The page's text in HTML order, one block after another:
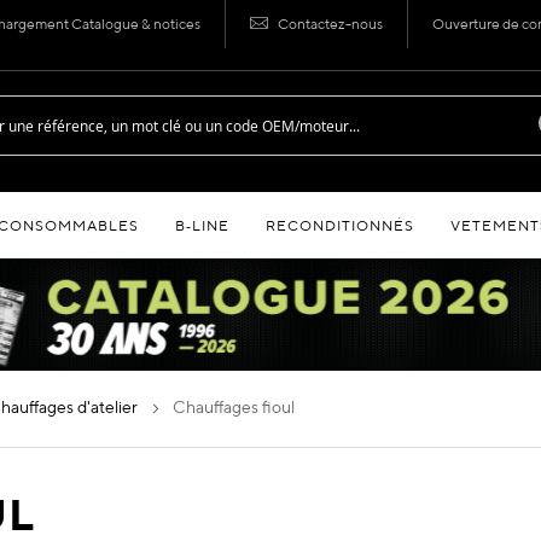
Catalogue & notices Contactez-nous Ouverture de
B‑LINE RECONDITIONNÉS
chauffages d'atelier chauffages fioul